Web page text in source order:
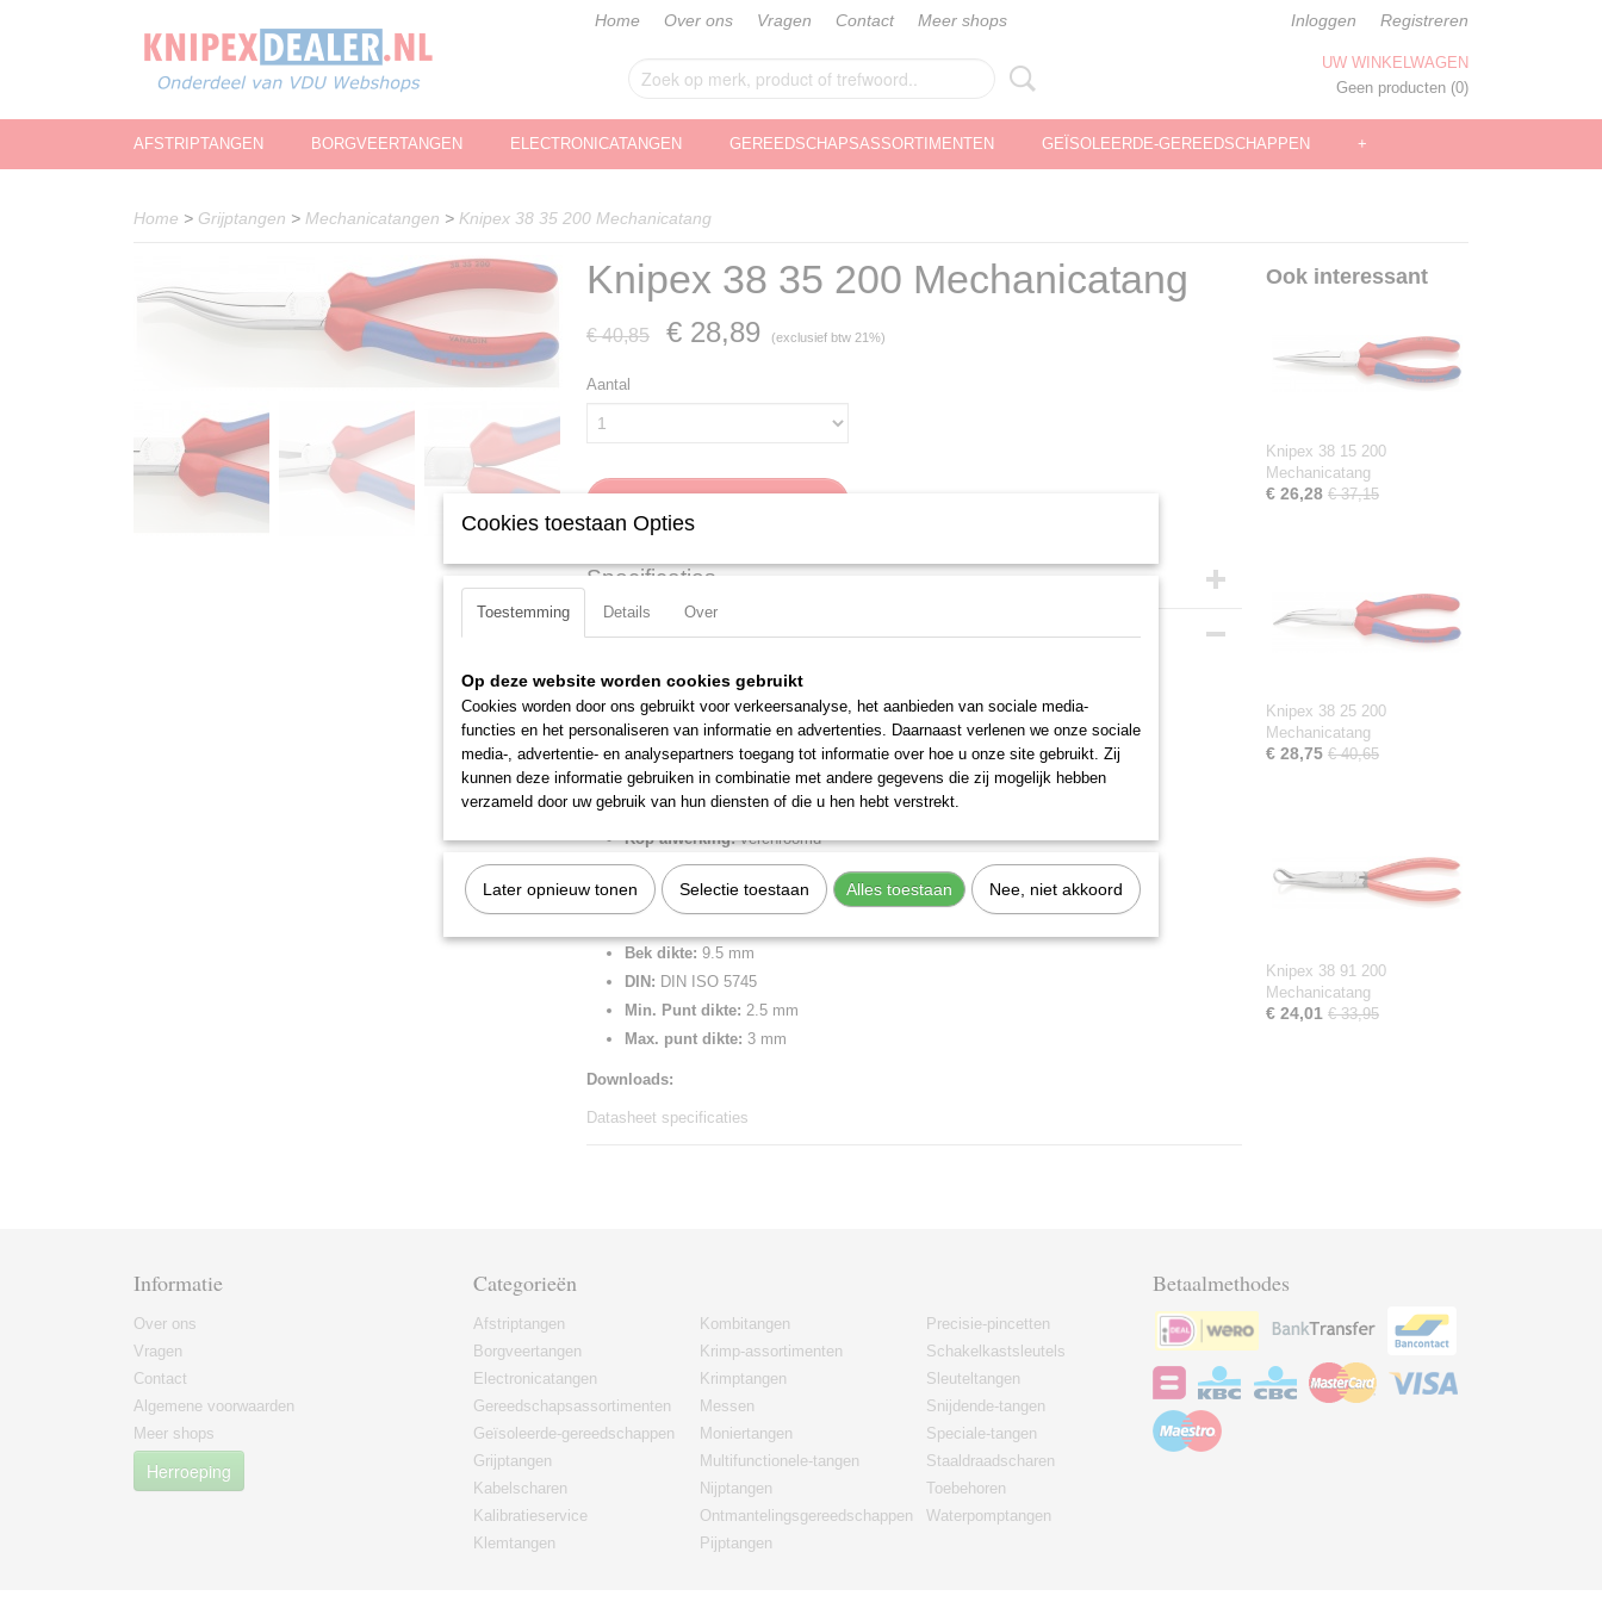
Home Over ons Vragen Contact Meer shops Inloggen Registreren
UW WINKELWAGEN
Geen producten (0)
AFSTRIPTANGEN BORGVEERTANGEN ELECTRONICATANGEN GEREEDSCHAPSASSORTIMENTEN GEÏSOLEERDE-GEREEDSCHAPPEN +
Home > Grijptangen > Mechanicatangen > Knipex 38 35 200 Mechanicatang
Knipex 38 35 200 Mechanicatang
€ 40,85 € 28,89 (exclusief btw 21%)
Aantal
Specificaties
Productcode
Bruto gewicht
Afmetingen (l,b,h)
20 x 5,10 x 1,30 cm
Omschrijving
Mechanicatang verchroomd, met meer-componentengrepen 200 mm
uiterst buigvaste tangpunten.
Lengte:200 mm
Tang afwerking:verchroomd
Benen/handgrepen: met meer-componentengrepen
Kop afwerking:verchroomd
Kopbreedte:17.5 mm
Bek lengte:73 mm
Bek dikte: 9.5 mm
DIN: DIN ISO 5745
Min. Punt dikte: 2.5 mm
Max. punt dikte: 3 mm
Downloads:
Datasheet specificaties
Ook interessant
Knipex 38 15 200
Mechanicatang
€ 26,28 € 37,15
Knipex 38 25 200
Mechanicatang
€ 28,75 € 40,65
Knipex 38 91 200
Mechanicatang
€ 24,01 € 33,95
Informatie
Over ons
Vragen
Contact
Algemene voorwaarden
Meer shops
Herroeping
Categorieën
Afstriptangen
Borgveertangen
Electronicatangen
Gereedschapsassortimenten
Geïsoleerde-gereedschappen
Grijptangen
Kabelscharen
Kalibratieservice
Klemtangen
Kombitangen
Krimp-assortimenten
Krimptangen
Messen
Moniertangen
Multifunctionele-tangen
Nijptangen
Ontmantelingsgereedschappen
Pijptangen
Precisie-pincetten
Schakelkastsleutels
Sleuteltangen
Snijdende-tangen
Speciale-tangen
Staaldraadscharen
Toebehoren
Waterpomptangen
Betaalmethodes
Cookies toestaan Opties
Toestemming Details Over
Op deze website worden cookies gebruikt
Cookies worden door ons gebruikt voor verkeersanalyse, het aanbieden van sociale media-
functies en het personaliseren van informatie en advertenties. Daarnaast verlenen we onze sociale
media-, advertentie- en analysepartners toegang tot informatie over hoe u onze site gebruikt. Zij
kunnen deze informatie gebruiken in combinatie met andere gegevens die zij mogelijk hebben
verzameld door uw gebruik van hun diensten of die u hen hebt verstrekt.
Later opnieuw tonen Selectie toestaan Alles toestaan Nee, niet akkoord